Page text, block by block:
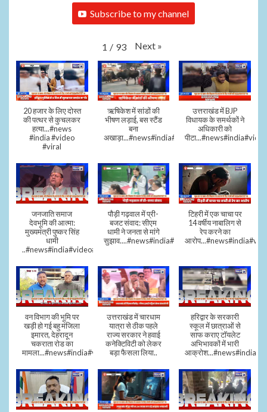
Subscribe to my channel
1 / 93 Next »
20 हजार के लिए दोस्त
की पत्थर से कुचलकर
हत्या...#news
#india #video
#viral
ऋषिकेश में सांडों की
भीषण लड़ाई, बस स्टैंड
बना
अखाड़ा...#news#india#video#viral
उत्तराखंड में BJP
विधायक के समर्थकों ने
अधिकारी को
जनजाति समाज
देवभूमि की आत्मा:
मुख्यमंत्री पुष्कर सिंह
धामी
..#news#india#video#viral
पौड़ी गढ़वाल में प्री-
बजट संवाद: सीएम
धामी ने जनता से मांगे
सुझाव....#news#india#video#viral
टिहरी में एक चाचा पर
14 वर्षीय नाबालिग से
रेप करने का
वन विभाग की भूमि पर
खड़ी हो गई बहु मंजिला
इमारत, देहरादून
चकराता रोड का
मामला...#news#india#video
उत्तराखंड में चारधाम
यात्रा से ठीक पहले
राज्य सरकार ने हवाई
कनेक्टिविटी को लेकर
बड़ा फैसला लिया..
हरिद्वार के सरकारी
स्कूल में छात्राओं से
साफ कराए टॉयलेट
अभिभावकों में भारी
आक्रोश...#news#india